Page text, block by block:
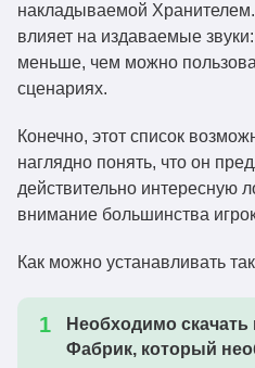
deeperdarker-neoforge-
1.21-1.3.2.jar
deeperdarker-forge-
deeperdarker-fabric-
1.21-1.3.2.1.jar
deeperdarker-fabric-
deeperdarker-fabric-
deeperdarker-forge-
1.20.1-1.3.1.jar
накладываемой
влияет на издаваемые
меньше, чем можно
сценариях.
Конечно, этот список
наглядно понять, что он
действительно интересную
внимание большинства
Как можно устанавливать
Необходимо
Фабрик, который